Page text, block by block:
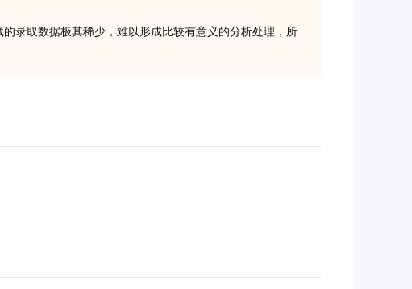
录取数据极其稀少，难以形成比较有意义的分析处理，所